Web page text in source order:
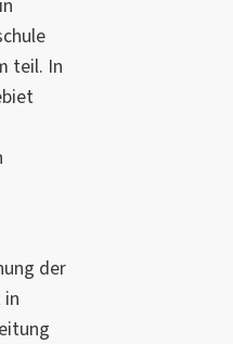
teil. In
der